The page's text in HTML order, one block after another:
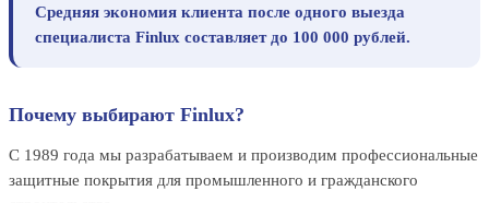
Средняя экономия клиента после одного выезда
специалиста Finlux составляет до 100 000 рублей.
Почему выбирают Finlux?
С 1989 года мы разрабатываем и производим профессиональные
защитные покрытия для промышленного и гражданского